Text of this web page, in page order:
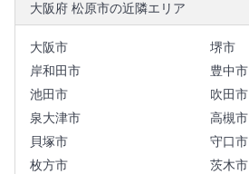
大阪府 松原市の近隣エリア
大阪市
堺市
岸和田市
豊中市
池田市
吹田市
泉大津市
高槻市
貝塚市
守口市
枚方市
茨木市